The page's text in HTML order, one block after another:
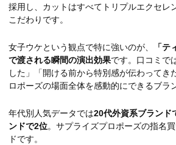
採用し、カットはすべてトリプルエクセレ
こだわりです。
女子ウケという観点で特に強いのが、
「
で渡される瞬間の演出効果です。口コミで
した」「開ける前から特別感が伝わってき
ロポーズの場面全体を感動的にできるブラ
年代別人気データでは20代外資系ブランド
ンドで2位。サプライズプロポーズの指名
ドです。